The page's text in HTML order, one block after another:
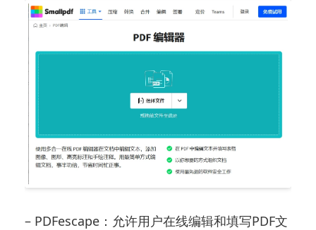
– PDFescape：允许用户在线编辑和填写PDF文